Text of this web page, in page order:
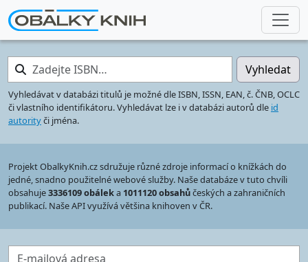
Zadejte ISBN… Vyhledat
Vyhledávat v databázi titulů je možné dle ISBN, ISSN, EAN, č. ČNB, OCLC
či vlastního identifikátoru. Vyhledávat lze i v databázi autorů dle id
autorityči jména.
Projekt ObalkyKnih.cz sdružuje různé zdroje informací o knížkách do
jedné, snadno použitelné webové služby. Naše databáze v tuto chvíli
obsahuje3336109 obáleka 1011120 obsahůčeských a zahraničních
publikací. Naše API využívá většina knihoven v ČR.
E-mailová adresa